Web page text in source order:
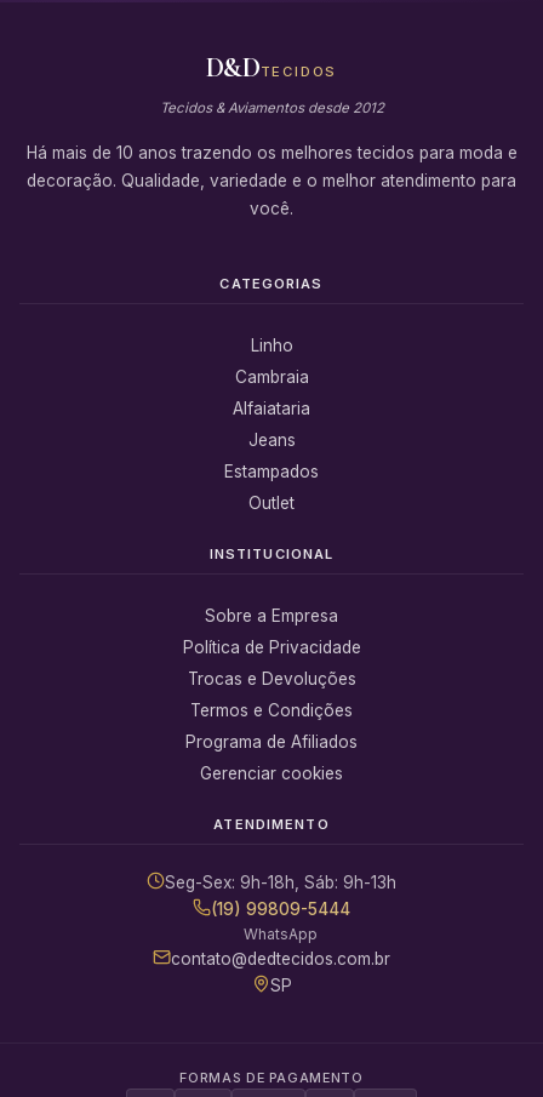
D&DTECIDOS
Tecidos & Aviamentos desde 2012
Há mais de 10 anos trazendo os melhores tecidos para moda e
decoração. Qualidade, variedade e o melhor atendimento para
você.
CATEGORIAS
Linho
Cambraia
Alfaiataria
Jeans
Estampados
Outlet
INSTITUCIONAL
Sobre a Empresa
Política de Privacidade
Trocas e Devoluções
Termos e Condições
Programa de Afiliados
Gerenciar cookies
ATENDIMENTO
Seg-Sex: 9h-18h, Sáb: 9h-13h
(19) 99809-5444
WhatsApp
contato@dedtecidos.com.br
SP
FORMAS DE PAGAMENTO